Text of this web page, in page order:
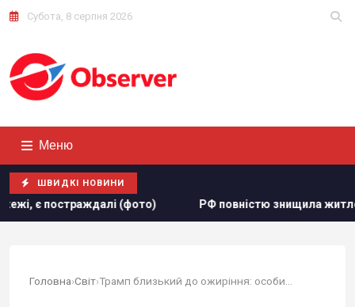
Субота, 8 серпня 2026
Меню
ШВИДКІ НОВИНИ
РФ повністю знищила житловий будинок на Київщині:
Головна›Світ›